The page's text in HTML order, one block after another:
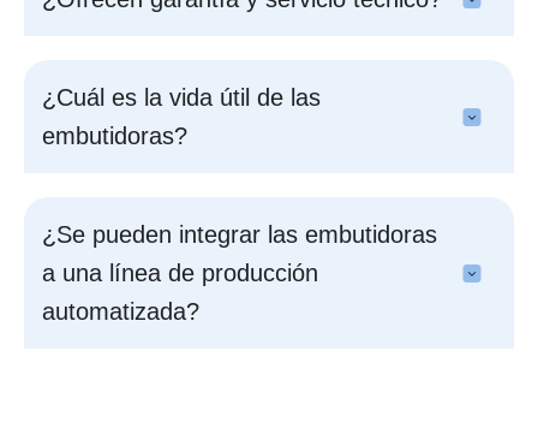
¿Cuál es la vida útil de las
embutidoras?
¿Se pueden integrar las embutidoras
a una línea de producción
automatizada?